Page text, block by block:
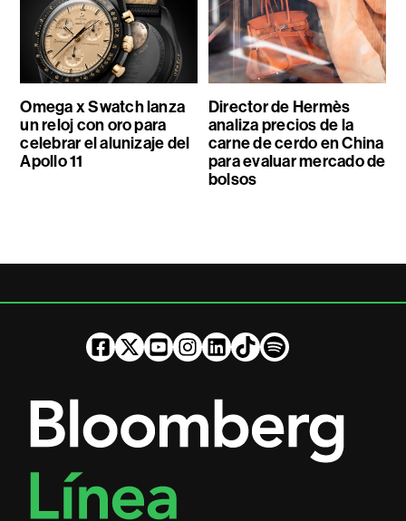
Omega x Swatch lanza
un reloj con oro para
celebrar el alunizaje del
Apollo 11
Director de Hermès
analiza precios de la
carne de cerdo en China
para evaluar mercado de
bolsos